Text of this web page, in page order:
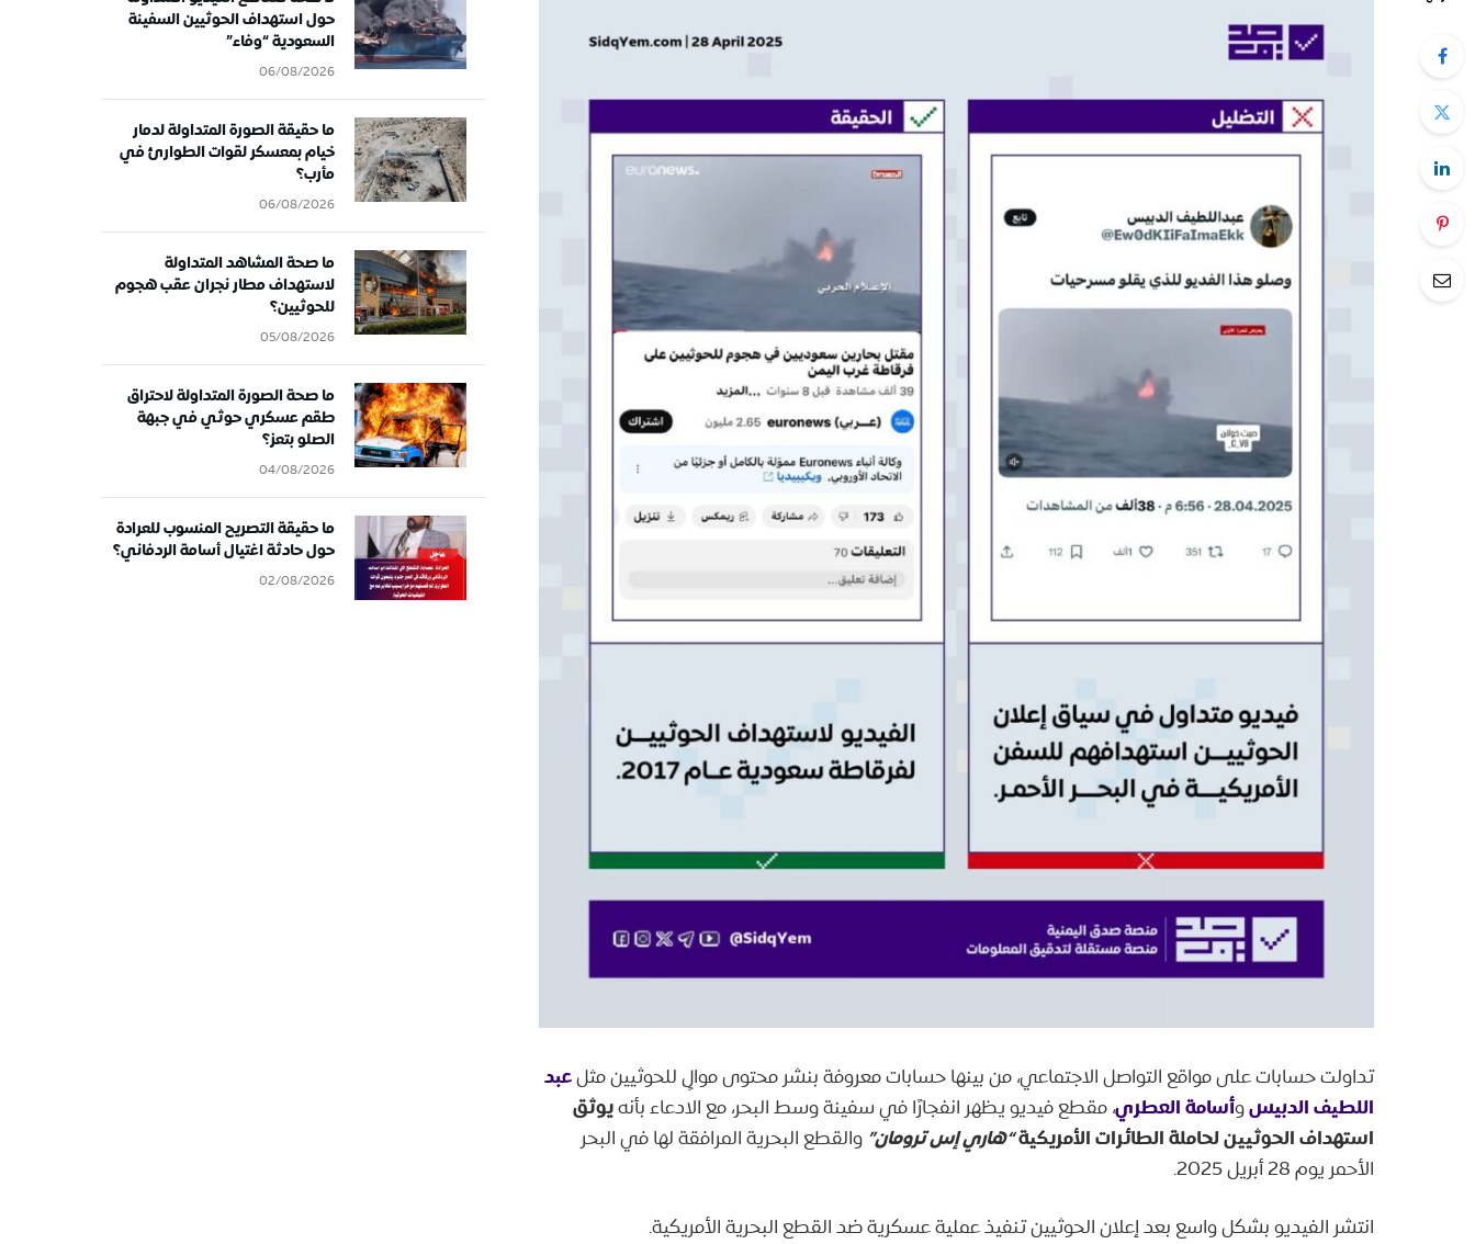
تداولت حسابات على مواقع التواصل الاجتماعي، من بينها حسابات معروفة بنشر محتوى موالٍ للحوثيين مثلعبد
اللطيف الدبيسوأسامة العطري، مقطع فيديو يظهر انفجارًا في سفينة وسط البحر، مع الادعاء بأنهيوثق
استهداف الحوثيين لحاملة الطائرات الأمريكية“هاري إس ترومان” والقطع البحرية المرافقة لها في البحر
الأحمر يوم 28 أبريل 2025.
انتشر الفيديو بشكل واسع بعد إعلان الحوثيين تنفيذ عملية عسكرية ضد القطع البحرية الأمريكية.
حول استهداف الحوثيين السفينة
السعودية “وفاء”
06/08/2026
ما حقيقة الصورة المتداولة لدمار
خيام بمعسكر لقوات الطوارئ في
مأرب؟
06/08/2026
ما صحة المشاهد المتداولة
لاستهداف مطار نجران عقب هجوم
للحوثيين؟
05/08/2026
ما صحة الصورة المتداولة لاحتراق
طقم عسكري حوثي في جبهة
الصلو بتعز؟
04/08/2026
ما حقيقة التصريح المنسوب للعرادة
حول حادثة اغتيال أسامة الردفاني؟
02/08/2026